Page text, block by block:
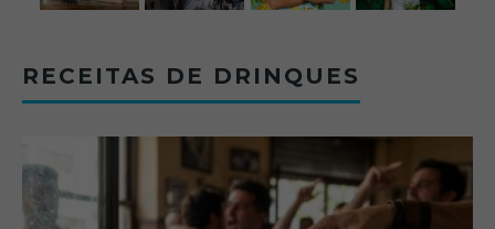
RECEITAS DE DRINQUES